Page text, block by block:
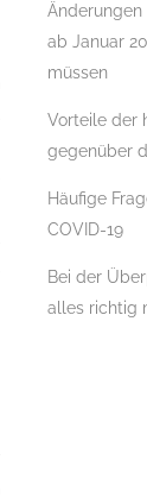
ab Januar
müssen
Vorteile der
gegenüber
Häufige
COVID-19
Bei der
alles richtig